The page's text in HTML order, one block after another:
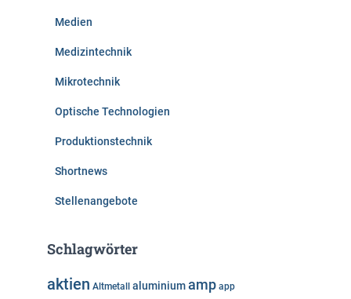
Medien
Medizintechnik
Mikrotechnik
Optische Technologien
Produktionstechnik
Shortnews
Stellenangebote
Schlagwörter
aktien Altmetall aluminiumamp app